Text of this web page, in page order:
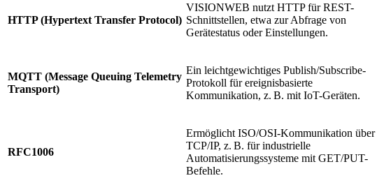
HTTP (Hypertext Transfer Protocol)
VISIONWEB nutzt HTTP für REST-
Schnittstellen, etwa zur Abfrage von
Gerätestatus oder Einstellungen.
MQTT (Message Queuing Telemetry
Transport)
Ein leichtgewichtiges Publish/Subscribe-
Protokoll für ereignisbasierte
Kommunikation, z. B. mit IoT-Geräten.
RFC1006
Ermöglicht ISO/OSI-Kommunikation über
TCP/IP, z. B. für industrielle
Automatisierungssysteme mit GET/PUT-
Befehle.